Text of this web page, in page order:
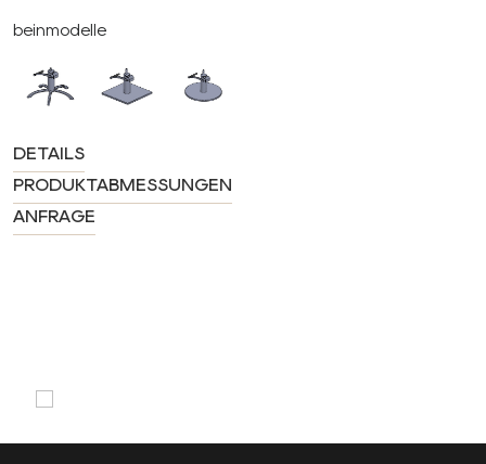
beinmodelle
DETAILS
PRODUKTABMESSUNGEN
ANFRAGE